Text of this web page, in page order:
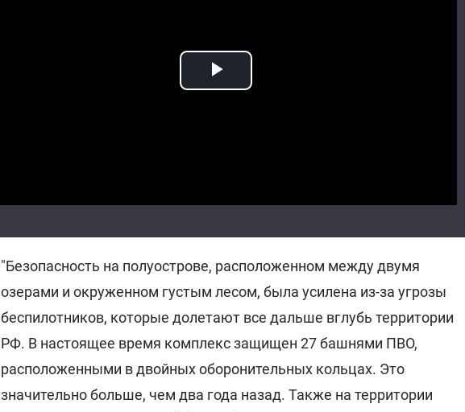
"Безопасность на полуострове, расположенном между двумя
озерами и окруженном густым лесом, была усилена из-за угрозы
беспилотников, которые долетают все дальше вглубь территории
РФ. В настоящее время комплекс защищен 27 башнями ПВО,
расположенными в двойных оборонительных кольцах. Это
значительно больше, чем два года назад. Также на территории